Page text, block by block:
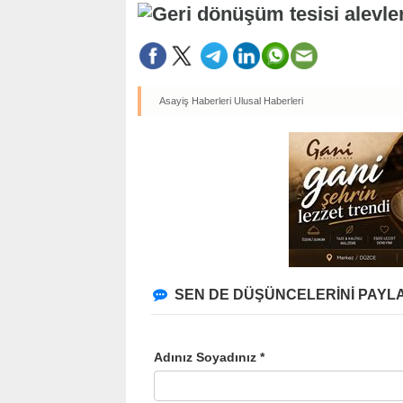
Asayiş Haberleri Ulusal Haberleri
SEN DE DÜŞÜNCELERİNİ
Adınız Soyadınız *